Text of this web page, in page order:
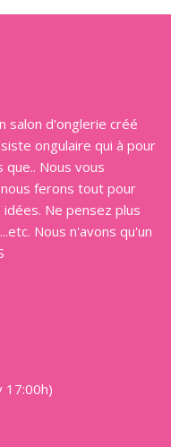
salon d'onglerie créé
ongulaire qui à pour
Nous vous
ferons tout pour
Ne pensez plus
Nous n'avons qu'un
17:00h)